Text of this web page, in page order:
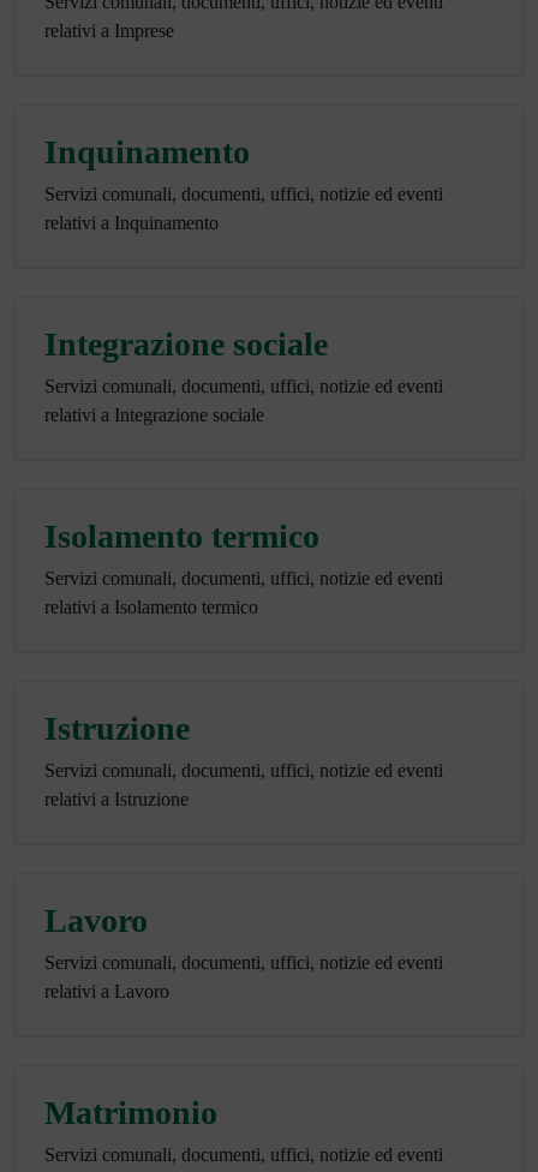
relativi a Imprese
Inquinamento
Servizi comunali, documenti, uffici, notizie ed eventi
relativi a Inquinamento
Integrazione sociale
Servizi comunali, documenti, uffici, notizie ed eventi
relativi a Integrazione sociale
Isolamento termico
Servizi comunali, documenti, uffici, notizie ed eventi
relativi a Isolamento termico
Istruzione
Servizi comunali, documenti, uffici, notizie ed eventi
relativi a Istruzione
Lavoro
Servizi comunali, documenti, uffici, notizie ed eventi
relativi a Lavoro
Matrimonio
Servizi comunali, documenti, uffici, notizie ed eventi